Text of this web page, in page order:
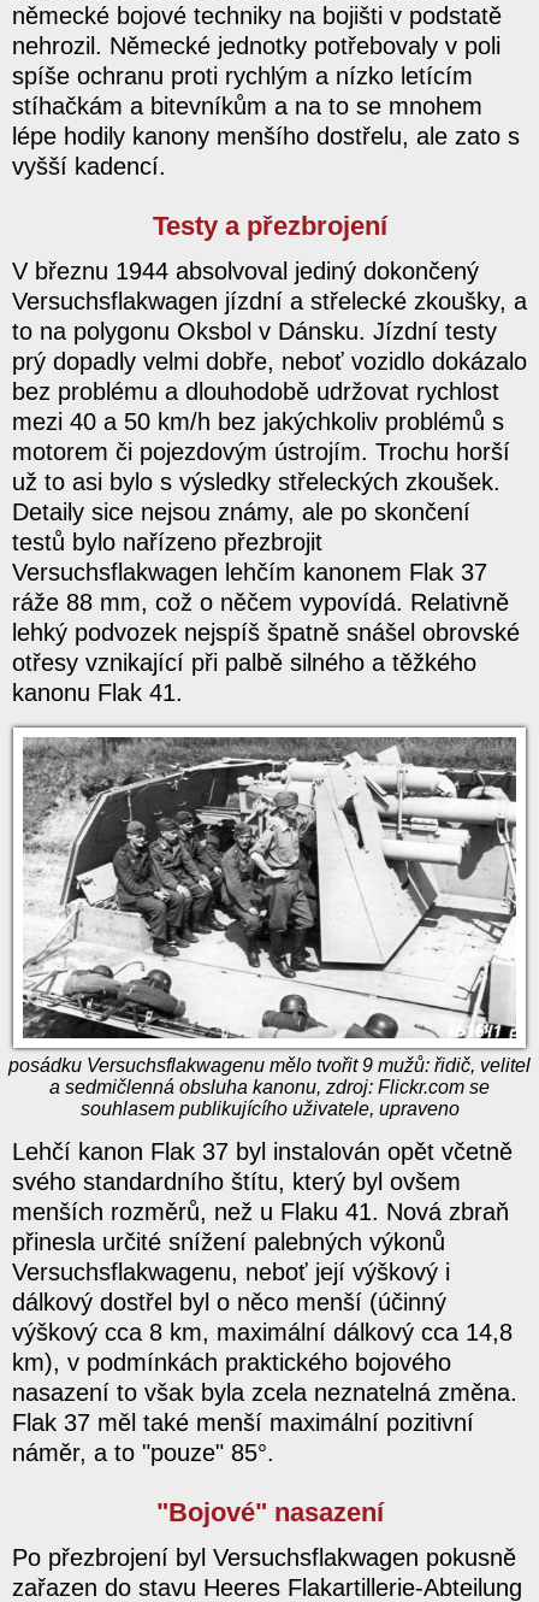
německé bojové techniky na bojišti v podstatě
nehrozil. Německé jednotky potřebovaly v poli
spíše ochranu proti rychlým a nízko letícím
stíhačkám a bitevníkům a na to se mnohem
lépe hodily kanony menšího dostřelu, ale zato s
vyšší kadencí.
Testy a přezbrojení
V březnu 1944 absolvoval jediný dokončený
Versuchsflakwagen jízdní a střelecké zkoušky, a
to na polygonu Oksbol v Dánsku. Jízdní testy
prý dopadly velmi dobře, neboť vozidlo dokázalo
bez problému a dlouhodobě udržovat rychlost
mezi 40 a 50 km/h bez jakýchkoliv problémů s
motorem či pojezdovým ústrojím. Trochu horší
už to asi bylo s výsledky střeleckých zkoušek.
Detaily sice nejsou známy, ale po skončení
testů bylo nařízeno přezbrojit
Versuchsflakwagen lehčím kanonem Flak 37
ráže 88 mm, což o něčem vypovídá. Relativně
lehký podvozek nejspíš špatně snášel obrovské
otřesy vznikající při palbě silného a těžkého
kanonu Flak 41.
posádku Versuchsflakwagenu mělo tvořit 9 mužů: řidič, velitel
a sedmičlenná obsluha kanonu, zdroj: Flickr.com se
souhlasem publikujícího uživatele, upraveno
Lehčí kanon Flak 37 byl instalován opět včetně
svého standardního štítu, který byl ovšem
menších rozměrů, než u Flaku 41. Nová zbraň
přinesla určité snížení palebných výkonů
Versuchsflakwagenu, neboť její výškový i
dálkový dostřel byl o něco menší (účinný
výškový cca 8 km, maximální dálkový cca 14,8
km), v podmínkách praktického bojového
nasazení to však byla zcela neznatelná změna.
Flak 37 měl také menší maximální pozitivní
náměr, a to "pouze" 85°.
"Bojové" nasazení
Po přezbrojení byl Versuchsflakwagen pokusně
zařazen do stavu Heeres Flakartillerie-Abteilung